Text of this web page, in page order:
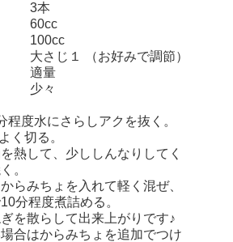
3本
60cc
100cc
大さじ１ （お好みで調節）
適量
少々
程度水にさらしアクを抜く。
く切る。
熱して、少ししんなりしてく
。
からみちょ を入れて軽く混ぜ、
分程度煮詰める。
を散らして出来上がりです♪
合はからみちょ を追加でつけ